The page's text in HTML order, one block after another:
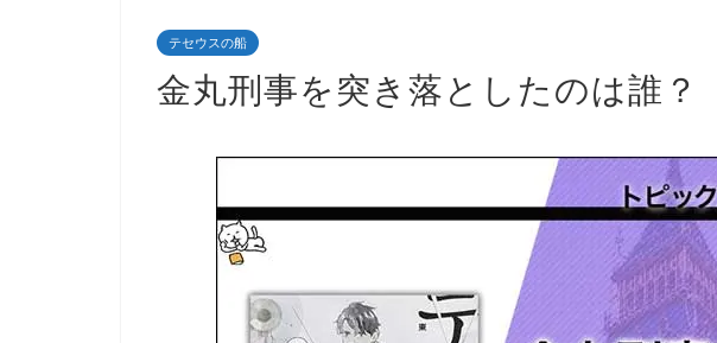
テセウスの船
金丸刑事を突き落としたのは誰？